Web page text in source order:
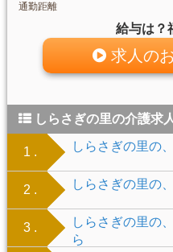
通勤距離
給与は？
求人の
しらさぎの里の介護求
1 . しらさぎの里の
2 . しらさぎの里の
3 .
しらさぎの里の
ら